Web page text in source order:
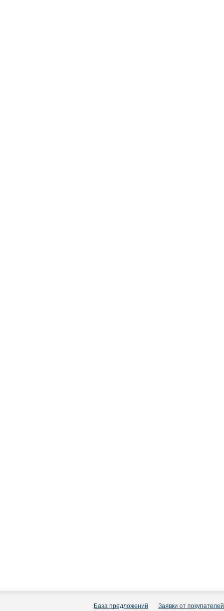
База предложений Заявки от покупателей